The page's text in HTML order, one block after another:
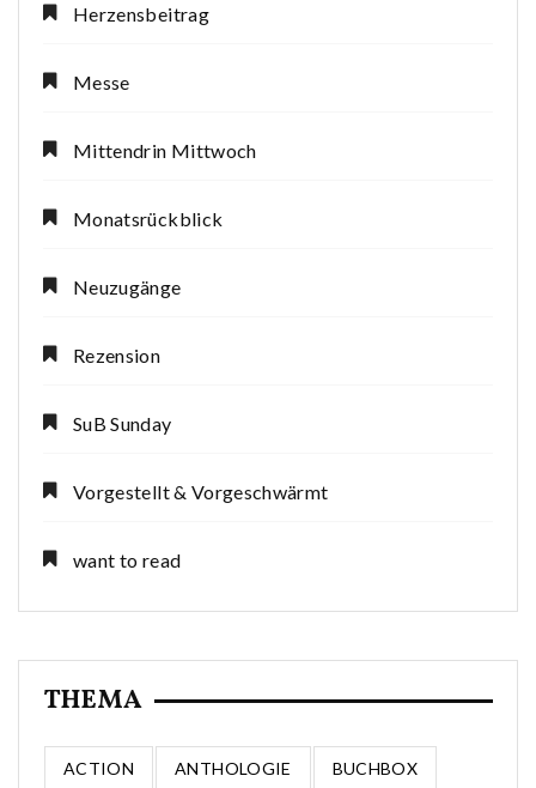
Herzensbeitrag
Messe
Mittendrin Mittwoch
Monatsrückblick
Neuzugänge
Rezension
SuB Sunday
Vorgestellt & Vorgeschwärmt
want to read
THEMA
ACTION ANTHOLOGIE BUCHBOX